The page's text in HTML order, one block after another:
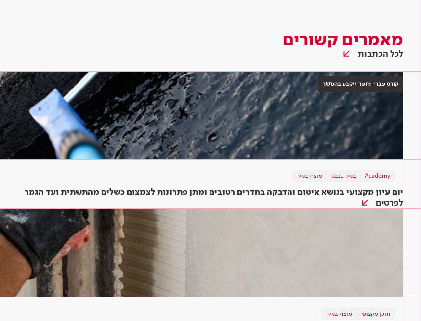
מאמרים קשורים
לכל הכתבות
קורס עבר- מועד ייקבע בהמשך
Academy בנייה בגבס מוצרי בנייה
יום עיון מקצועי בנושא איטום והדבקה בחדרים רטובים ומתן פתרונות לצמצום כשלים מהתשתית ועד הגמר
לפרטים
תוכן מקצועי מוצרי בנייה